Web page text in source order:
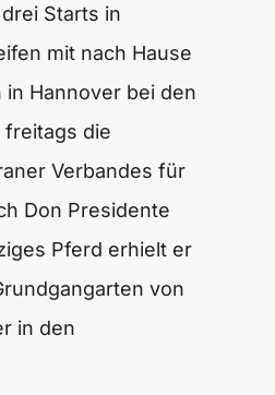
Starts in
mit nach Hause
in Hannover bei den
freitags die
Verbandes für
Don Presidente
Pferd erhielt er
von
in den